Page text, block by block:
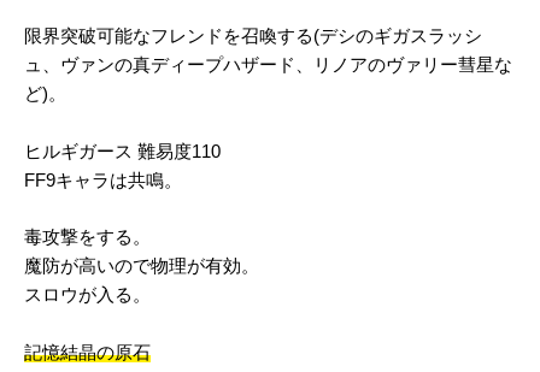
限界突破可能なフレンドを召喚する(デシのギガスラッシ
ュ、ヴァンの真ディープハザード、リノアのヴァリー彗星な
ど)。
ヒルギガース 難易度110
FF9キャラは共鳴。
毒攻撃をする。
魔防が高いので物理が有効。
スロウが入る。
記憶結晶の原石